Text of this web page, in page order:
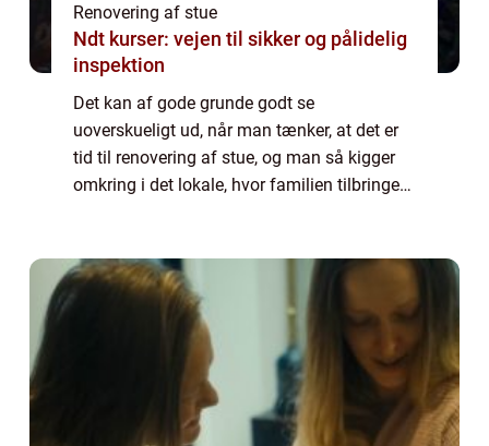
Renovering af stue
Ndt kurser: vejen til sikker og pålidelig
inspektion
Det kan af gode grunde godt se
uoverskueligt ud, når man tænker, at det er
tid til renovering af stue, og man så kigger
omkring i det lokale, hvor familien tilbringer